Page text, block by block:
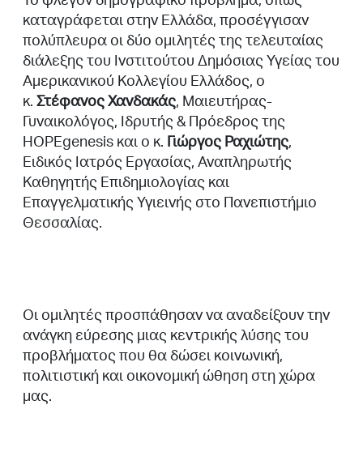
καταγράφεται στην Ελλάδα, προσέγγισαν
πολύπλευρα οι δύο ομιλητές της τελευταίας
διάλεξης του Ινστιτούτου Δημόσιας Υγείας του
Αμερικανικού Κολλεγίου Ελλάδος, ο
κ. Στέφανος Χανδακάς, Μαιευτήρας-
Γυναικολόγος, Ιδρυτής & Πρόεδρος της
HOPEgenesis και ο κ. Γιώργος Ραχιώτης,
Ειδικός Ιατρός Εργασίας, Αναπληρωτής
Καθηγητής Επιδημιολογίας και
Επαγγελματικής Υγιεινής στο Πανεπιστήμιο
Θεσσαλίας.
Οι ομιλητές προσπάθησαν να αναδείξουν την
ανάγκη εύρεσης μιας κεντρικής λύσης του
προβλήματος που θα δώσει κοινωνική,
πολιτιστική και οικονομική ώθηση στη χώρα
μας.